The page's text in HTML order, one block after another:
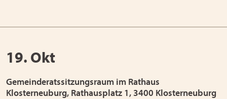
19. Okt
Gemeinderatssitzungsraum im Rathaus
Klosterneuburg, Rathausplatz 1, 3400 Klosterneuburg